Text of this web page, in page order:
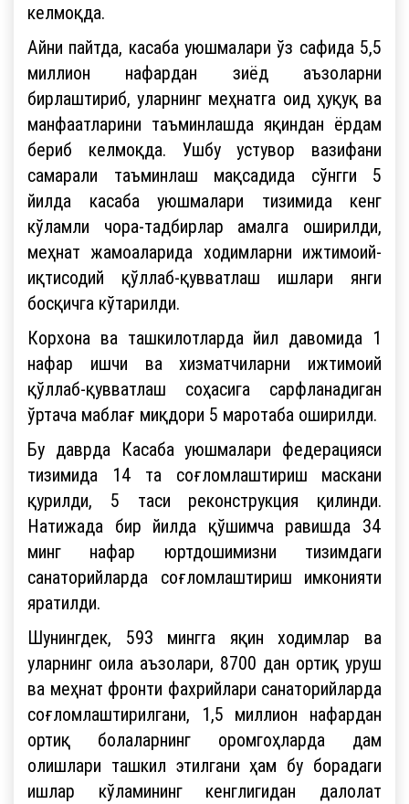
келмоқда.
Айни пайтда, касаба уюшмалари ўз сафида 5,5
миллион нафардан зиёд аъзоларни
бирлаштириб, уларнинг меҳнатга оид ҳуқуқ ва
манфаатларини таъминлашда яқиндан ёрдам
бериб келмоқда. Ушбу устувор вазифани
самарали таъминлаш мақсадида сўнгги 5
йилда касаба уюшмалари тизимида кенг
кўламли чора-тадбирлар амалга оширилди,
меҳнат жамоаларида ходимларни ижтимоий-
иқтисодий қўллаб-қувватлаш ишлари янги
босқичга кўтарилди.
Корхона ва ташкилотларда йил давомида 1
нафар ишчи ва хизматчиларни ижтимоий
қўллаб-қувватлаш соҳасига сарфланадиган
ўртача маблағ миқдори 5 маротаба оширилди.
Бу даврда Касаба уюшмалари федерацияси
тизимида 14 та соғломлаштириш маскани
қурилди, 5 таси реконструкция қилинди.
Натижада бир йилда қўшимча равишда 34
минг нафар юртдошимизни тизимдаги
санаторийларда соғломлаштириш имконияти
яратилди.
Шунингдек, 593 мингга яқин ходимлар ва
уларнинг оила аъзолари, 8700 дан ортиқ уруш
ва меҳнат фронти фахрийлари санаторийларда
соғломлаштирилгани, 1,5 миллион нафардан
ортиқ болаларнинг оромгоҳларда дам
олишлари ташкил этилгани ҳам бу борадаги
ишлар кўламининг кенглигидан далолат